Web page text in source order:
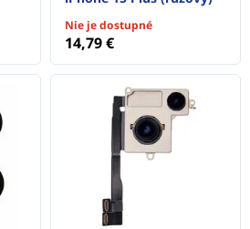
Nie je dostupné
14,79 €